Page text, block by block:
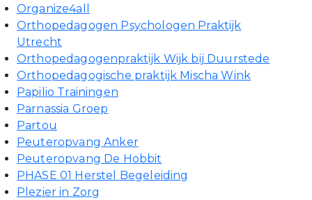
Organize4all
Orthopedagogen Psychologen Praktijk
Utrecht
Orthopedagogenpraktijk Wijk bij Duurstede
Orthopedagogische praktijk Mischa Wink
Papilio Trainingen
Parnassia Groep
Partou
Peuteropvang Anker
Peuteropvang De Hobbit
PHASE 01 Herstel Begeleiding
Plezier in Zorg